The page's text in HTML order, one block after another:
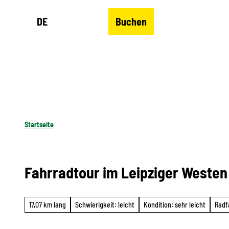
DE Buchen
Startseite
Fahrradtour im Leipziger Westen
17,07 km lang Schwierigkeit: leicht Kondition: sehr leicht